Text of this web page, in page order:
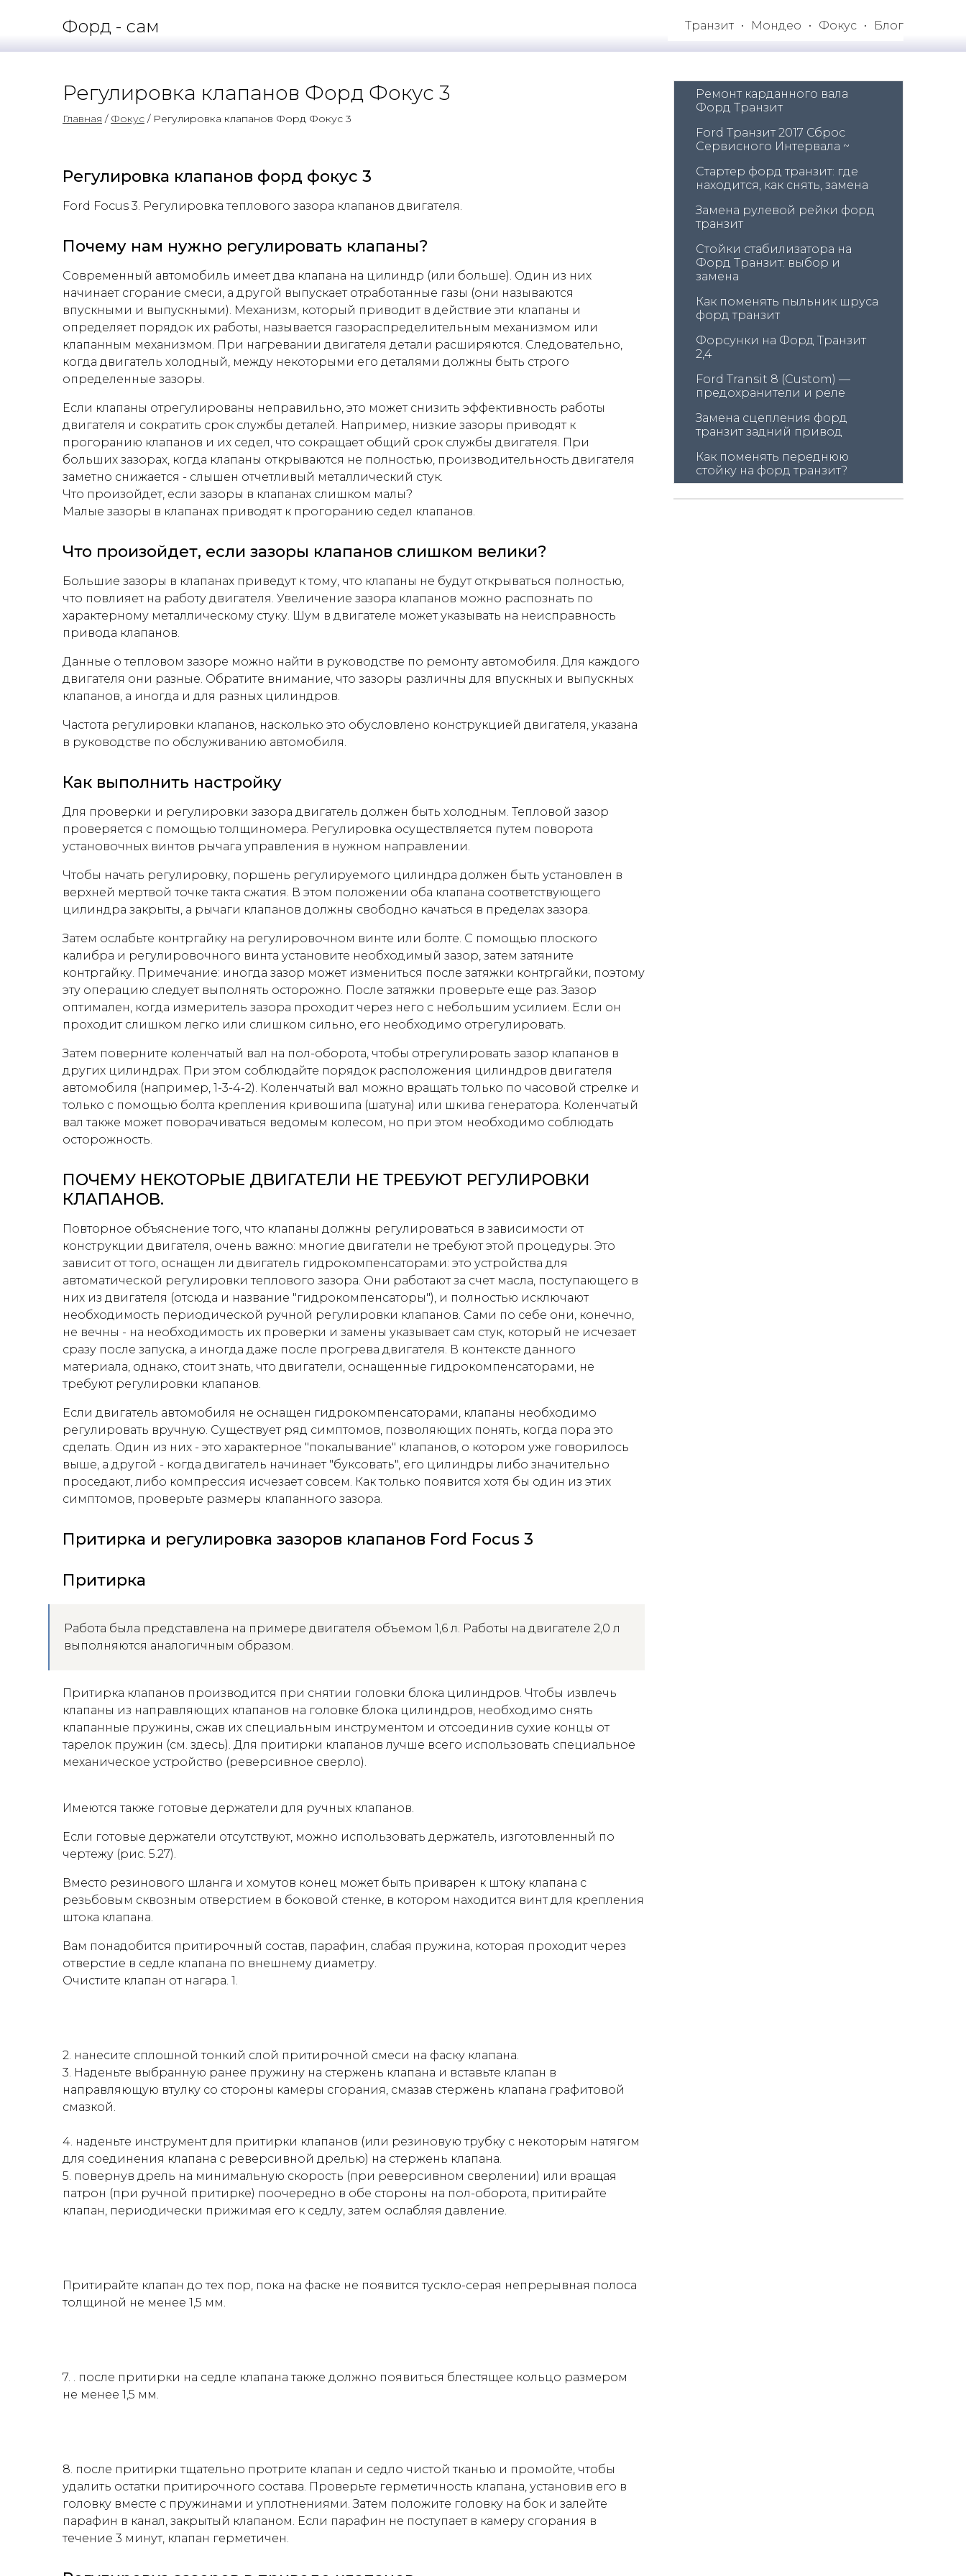
Форд - сам Транзит Мондео Фокус Блог
Регулировка клапанов Форд Фокус 3
Главная / Фокус / Регулировка клапанов Форд Фокус 3
Регулировка клапанов форд фокус 3
Ford Focus 3. Регулировка теплового зазора клапанов двигателя.
Почему нам нужно регулировать клапаны?
Современный автомобиль имеет два клапана на цилиндр (или больше). Один из них
начинает сгорание смеси, а другой выпускает отработанные газы (они называются
впускными и выпускными). Механизм, который приводит в действие эти клапаны и
определяет порядок их работы, называется газораспределительным механизмом или
клапанным механизмом. При нагревании двигателя детали расширяются. Следовательно,
когда двигатель холодный, между некоторыми его деталями должны быть строго
определенные зазоры.
Если клапаны отрегулированы неправильно, это может снизить эффективность работы
двигателя и сократить срок службы деталей. Например, низкие зазоры приводят к
прогоранию клапанов и их седел, что сокращает общий срок службы двигателя. При
больших зазорах, когда клапаны открываются не полностью, производительность двигателя
заметно снижается - слышен отчетливый металлический стук.
Что произойдет, если зазоры в клапанах слишком малы?
Малые зазоры в клапанах приводят к прогоранию седел клапанов.
Что произойдет, если зазоры клапанов слишком велики?
Большие зазоры в клапанах приведут к тому, что клапаны не будут открываться полностью,
что повлияет на работу двигателя. Увеличение зазора клапанов можно распознать по
характерному металлическому стуку. Шум в двигателе может указывать на неисправность
привода клапанов.
Данные о тепловом зазоре можно найти в руководстве по ремонту автомобиля. Для каждого
двигателя они разные. Обратите внимание, что зазоры различны для впускных и выпускных
клапанов, а иногда и для разных цилиндров.
Частота регулировки клапанов, насколько это обусловлено конструкцией двигателя, указана
в руководстве по обслуживанию автомобиля.
Как выполнить настройку
Для проверки и регулировки зазора двигатель должен быть холодным. Тепловой зазор
проверяется с помощью толщиномера. Регулировка осуществляется путем поворота
установочных винтов рычага управления в нужном направлении.
Чтобы начать регулировку, поршень регулируемого цилиндра должен быть установлен в
верхней мертвой точке такта сжатия. В этом положении оба клапана соответствующего
цилиндра закрыты, а рычаги клапанов должны свободно качаться в пределах зазора.
Затем ослабьте контргайку на регулировочном винте или болте. С помощью плоского
калибра и регулировочного винта установите необходимый зазор, затем затяните
контргайку. Примечание: иногда зазор может измениться после затяжки контргайки, поэтому
эту операцию следует выполнять осторожно. После затяжки проверьте еще раз. Зазор
оптимален, когда измеритель зазора проходит через него с небольшим усилием. Если он
проходит слишком легко или слишком сильно, его необходимо отрегулировать.
Затем поверните коленчатый вал на пол-оборота, чтобы отрегулировать зазор клапанов в
других цилиндрах. При этом соблюдайте порядок расположения цилиндров двигателя
автомобиля (например, 1-3-4-2). Коленчатый вал можно вращать только по часовой стрелке и
только с помощью болта крепления кривошипа (шатуна) или шкива генератора. Коленчатый
вал также может поворачиваться ведомым колесом, но при этом необходимо соблюдать
осторожность.
ПОЧЕМУ НЕКОТОРЫЕ ДВИГАТЕЛИ НЕ ТРЕБУЮТ РЕГУЛИРОВКИ
КЛАПАНОВ.
Повторное объяснение того, что клапаны должны регулироваться в зависимости от
конструкции двигателя, очень важно: многие двигатели не требуют этой процедуры. Это
зависит от того, оснащен ли двигатель гидрокомпенсаторами: это устройства для
автоматической регулировки теплового зазора. Они работают за счет масла, поступающего в
них из двигателя (отсюда и название "гидрокомпенсаторы"), и полностью исключают
необходимость периодической ручной регулировки клапанов. Сами по себе они, конечно,
не вечны - на необходимость их проверки и замены указывает сам стук, который не исчезает
сразу после запуска, а иногда даже после прогрева двигателя. В контексте данного
материала, однако, стоит знать, что двигатели, оснащенные гидрокомпенсаторами, не
требуют регулировки клапанов.
Если двигатель автомобиля не оснащен гидрокомпенсаторами, клапаны необходимо
регулировать вручную. Существует ряд симптомов, позволяющих понять, когда пора это
сделать. Один из них - это характерное "покалывание" клапанов, о котором уже говорилось
выше, а другой - когда двигатель начинает "буксовать", его цилиндры либо значительно
проседают, либо компрессия исчезает совсем. Как только появится хотя бы один из этих
симптомов, проверьте размеры клапанного зазора.
Притирка и регулировка зазоров клапанов Ford Focus 3
Притирка
Работа была представлена на примере двигателя объемом 1,6 л. Работы на двигателе 2,0 л
выполняются аналогичным образом.
Притирка клапанов производится при снятии головки блока цилиндров. Чтобы извлечь
клапаны из направляющих клапанов на головке блока цилиндров, необходимо снять
клапанные пружины, сжав их специальным инструментом и отсоединив сухие концы от
тарелок пружин (см. здесь). Для притирки клапанов лучше всего использовать специальное
механическое устройство (реверсивное сверло).
Имеются также готовые держатели для ручных клапанов.
Если готовые держатели отсутствуют, можно использовать держатель, изготовленный по
чертежу (рис. 5.27).
Вместо резинового шланга и хомутов конец может быть приварен к штоку клапана с
резьбовым сквозным отверстием в боковой стенке, в котором находится винт для крепления
штока клапана.
Вам понадобится притирочный состав, парафин, слабая пружина, которая проходит через
отверстие в седле клапана по внешнему диаметру.
Очистите клапан от нагара. 1.
2. нанесите сплошной тонкий слой притирочной смеси на фаску клапана.
3. Наденьте выбранную ранее пружину на стержень клапана и вставьте клапан в
направляющую втулку со стороны камеры сгорания, смазав стержень клапана графитовой
смазкой.
4. наденьте инструмент для притирки клапанов (или резиновую трубку с некоторым натягом
для соединения клапана с реверсивной дрелью) на стержень клапана.
5. повернув дрель на минимальную скорость (при реверсивном сверлении) или вращая
патрон (при ручной притирке) поочередно в обе стороны на пол-оборота, притирайте
клапан, периодически прижимая его к седлу, затем ослабляя давление.
Притирайте клапан до тех пор, пока на фаске не появится тускло-серая непрерывная полоса
толщиной не менее 1,5 мм.
7. . после притирки на седле клапана также должно появиться блестящее кольцо размером
не менее 1,5 мм.
8. после притирки тщательно протрите клапан и седло чистой тканью и промойте, чтобы
удалить остатки притирочного состава. Проверьте герметичность клапана, установив его в
головку вместе с пружинами и уплотнениями. Затем положите головку на бок и залейте
парафин в канал, закрытый клапаном. Если парафин не поступает в камеру сгорания в
течение 3 минут, клапан герметичен.
Ремонт карданного вала
Форд Транзит
Ford Транзит 2017 Сброс
Сервисного Интервала ~
Стартер форд транзит: где
находится, как снять, замена
Замена рулевой рейки форд
транзит
Стойки стабилизатора на
Форд Транзит: выбор и
замена
Как поменять пыльник шруса
форд транзит
Форсунки на Форд Транзит
2,4
Ford Transit 8 (Custom) —
предохранители и реле
Замена сцепления форд
транзит задний привод
Как поменять переднюю
стойку на форд транзит?